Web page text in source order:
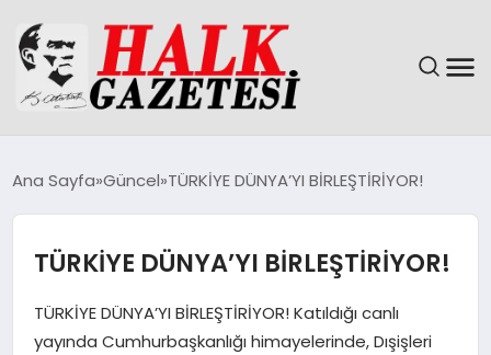
DÜNYA
EĞITIM
EKONOMI
Ana Sayfa Güncel TÜRKİYE DÜNYA’YI BİRLEŞTİRİYOR!
TÜRKİYE DÜNYA’YI BİRLEŞTİRİYOR!
TÜRKİYE DÜNYA’YI BİRLEŞTİRİYOR! Katıldığı canlı
yayında Cumhurbaşkanlığı himayelerinde, Dışişleri